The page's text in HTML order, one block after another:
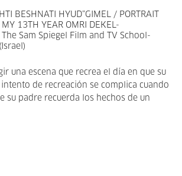
BESHNATI HYUD”GIMEL / PORTRAIT
13TH YEAR OMRI DEKEL-
The Sam Spiegel Film and TV School-
una escena que recrea el día en que su
de recreación se complica cuando
su padre recuerda los hechos de un